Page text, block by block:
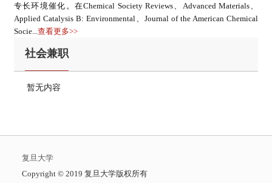
专长环境催化。在Chemical Society Reviews、Advanced Materials、
Applied Catalysis B: Environmental、Journal of the American Chemical
Socie... 查看更多>>
社会兼职
暂无内容
复旦大学
​Copyright © 2019 复旦大学版权所有